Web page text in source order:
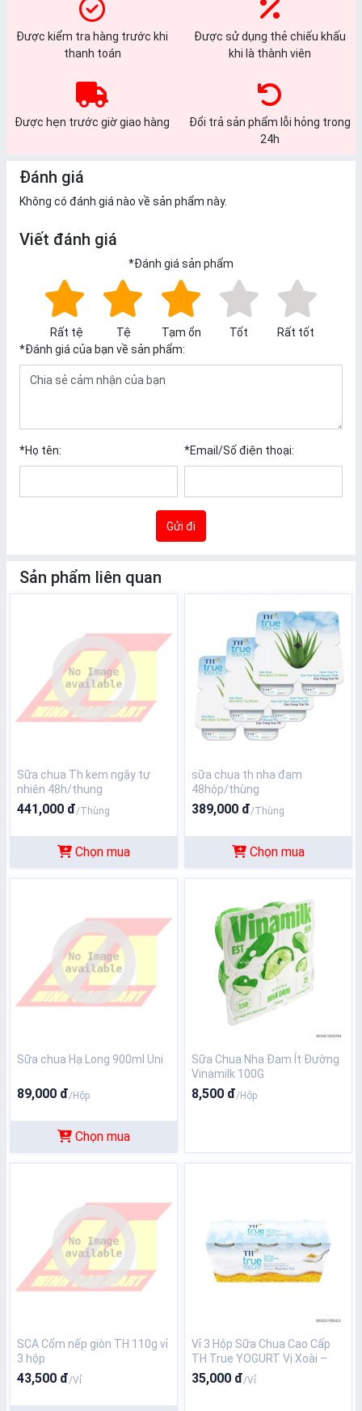
Được kiểm tra hàng trước khi
thanh toán
Được sử dụng thẻ chiếu khấu
khi là thành viên
Được hẹn trước giờ giao hàng
Đổi trả sản phẩm lỗi hỏng trong
24h
Đánh giá
Không có đánh giá nào về sản phẩm này.
Viết đánh giá
*Đánh giá sản phẩm
Rất tệ Tệ Tạm ổn Tốt
Rất tốt
*Đánh giá của bạn về sản phẩm:
*Họ tên: *Email/Số điện thoại:
Gửi đi
Sản phẩm liên quan
Sữa chua Th kem ngậy tự
nhiên 48h/thung
441,000 đ/Thùng
Chọn mua
sữa chua th nha đam
48hộp/thùng
389,000 đ/Thùng
Chọn mua
Sữa chua Hạ Long 900ml Uni
89,000 đ/Hộp
Chọn mua
Sữa Chua Nha Đam Ít Đường
Vinamilk 100G
8,500 đ/Hộp
SCA Cốm nếp giòn TH 110g vỉ
3 hộp
43,500 đ/Vỉ
Vỉ 3 Hộp Sữa Chua Cao Cấp
TH True YOGURT Vị Xoài –
Hạt Chia Tự Nhiên
35,000 đ/Vỉ